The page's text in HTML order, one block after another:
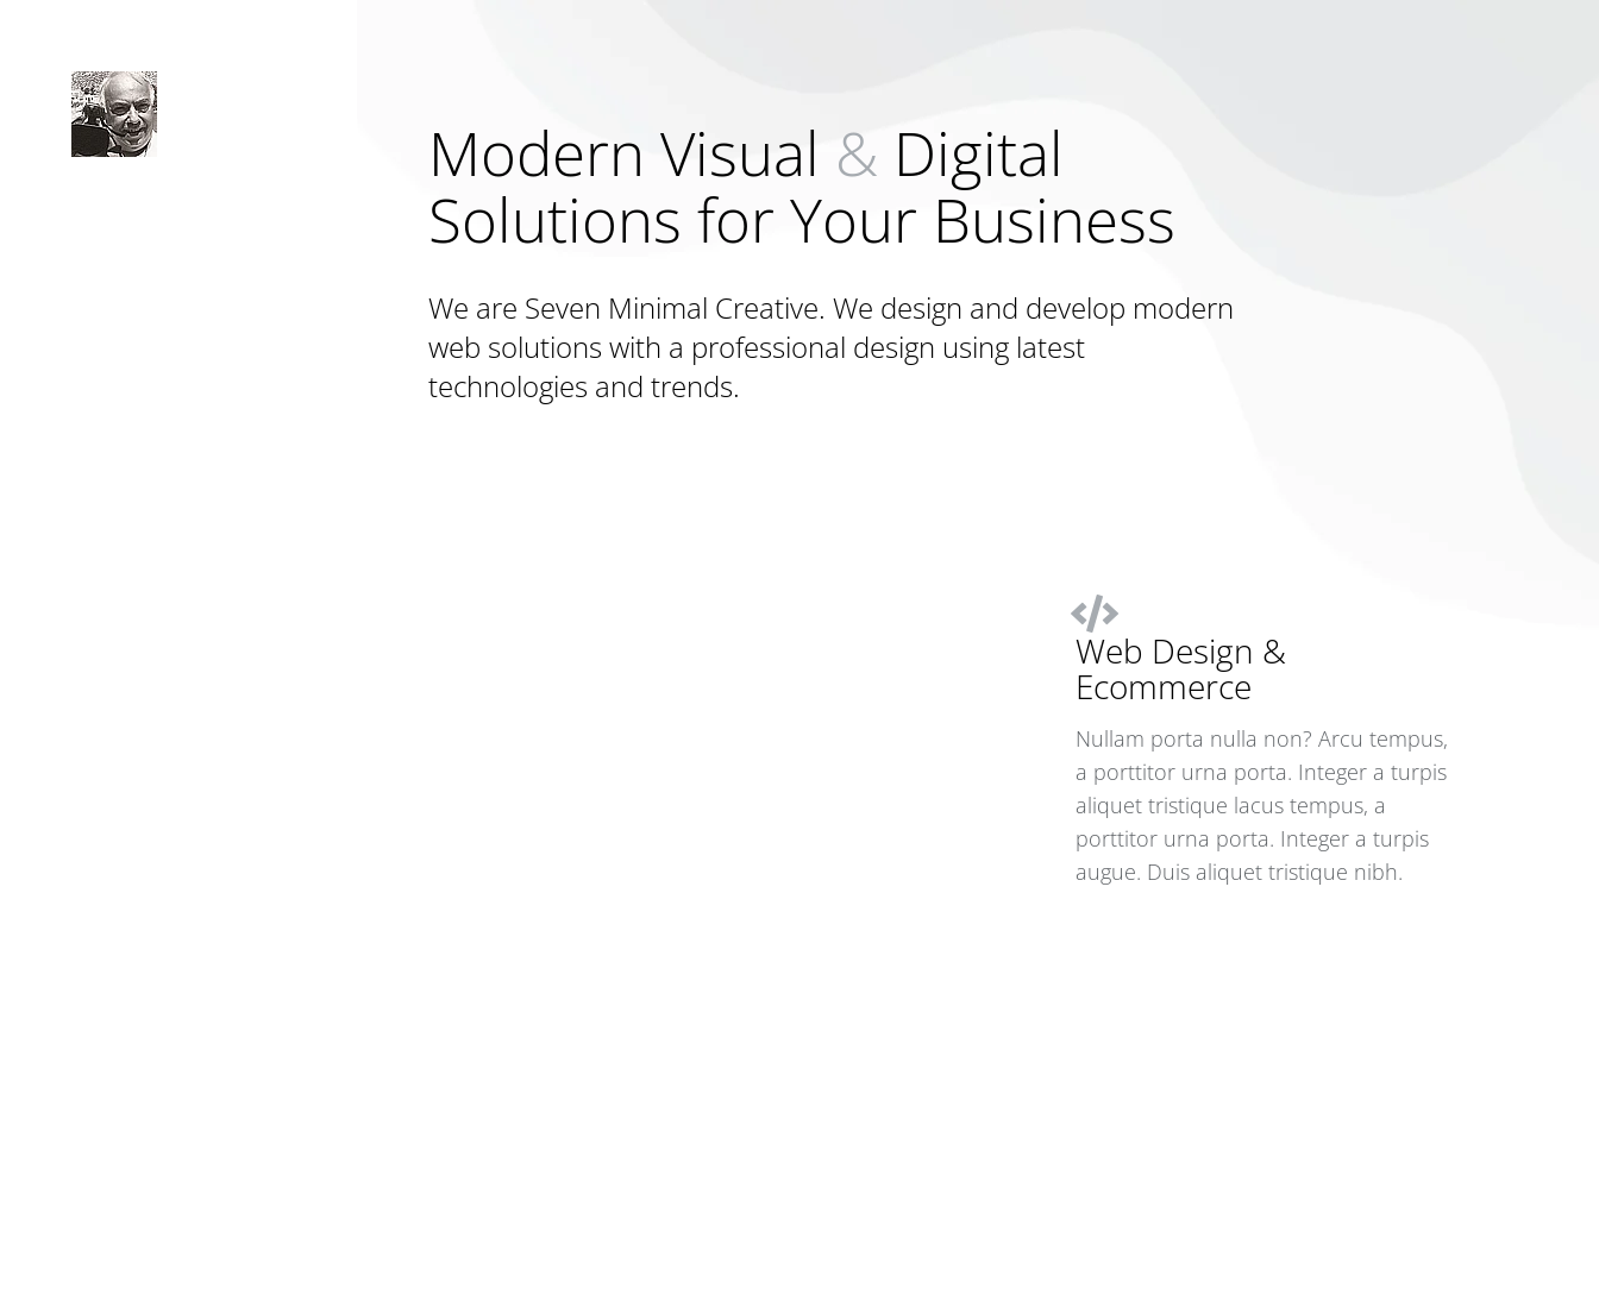
Modern Visual & Digital
Solutions for Your Business
We are Seven Minimal Creative. We design and develop modern
web solutions with a professional design using latest
technologies and trends.
Web Design &
Ecommerce
Nullam porta nulla non? Arcu tempus,
a porttitor urna porta. Integer a turpis
aliquet tristique lacus tempus, a
porttitor urna porta. Integer a turpis
augue. Duis aliquet tristique nibh.